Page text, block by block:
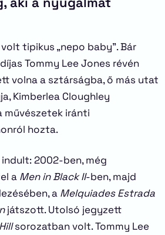
tipikus „nepo baby”. Bár
Tommy Lee Jones révén
volna a sztárságba, ő más utat
Kimberlea Cloughley
művészetek iránti
hozta.
2002-ben, még
a Men in Black II-ben, majd
a Melquiades Estrada
játszott. Utolsó jegyzett
sorozatban volt. Tommy Lee